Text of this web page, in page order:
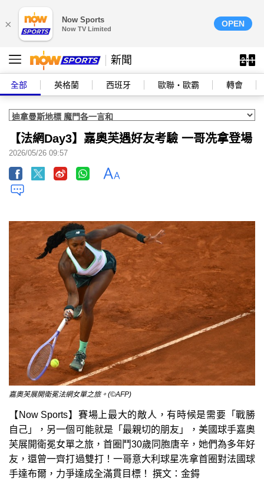
× Now Sports
Now TV Limited
OPEN
新聞
全部 英格蘭 西班牙 歐聯‧歐霸 轉會
【法網Day3】嘉奧芙遇好友考驗 一哥冼拿登場
2026/05/26 09:57
嘉奧芙展開衛冕法網女單之旅。(©AFP)
【Now Sports】賽場上最大的敵人，有時候是需要「戰勝
自己」，另一個可能就是「最親切的朋友」，美國球手嘉奧
芙展開衛冕女單之旅，首圈鬥30歲同胞唐辛，她們為多年好
友，還曾一齊打過雙打！一哥意大利球星冼拿首圈對法國球
手達布爾，力爭達成全滿貫目標！ 撰文：金鍀